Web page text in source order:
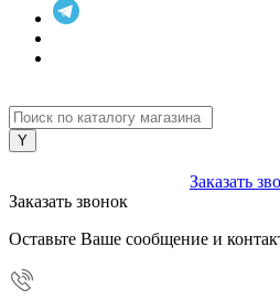
Заказать
Заказать звонок
Оставьте Ваше сообщение и